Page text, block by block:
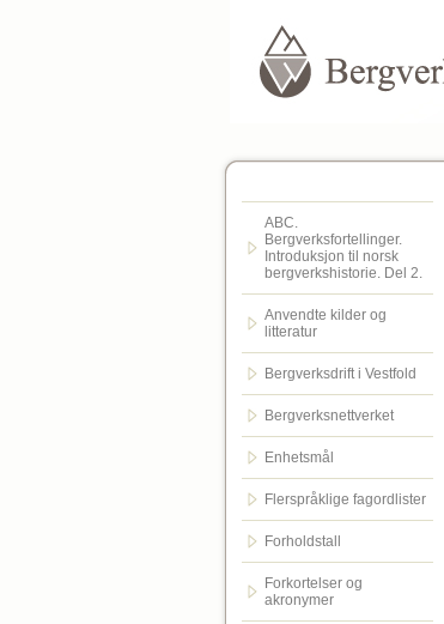
ABC.
Bergverksfortellinger.
Introduksjon til norsk
bergverkshistorie. Del 2.
Anvendte kilder og
litteratur
Bergverksdrift i Vestfold
Bergverksnettverket
Enhetsmål
Flerspråklige fagordlister
Forholdstall
Forkortelser og
akronymer